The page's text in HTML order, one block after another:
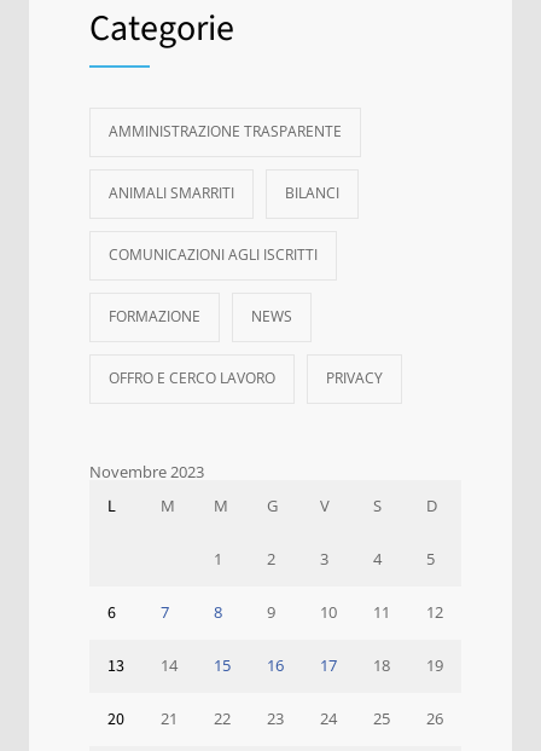
Categorie
AMMINISTRAZIONE TRASPARENTE
ANIMALI SMARRITI BILANCI
COMUNICAZIONI AGLI ISCRITTI
FORMAZIONE NEWS
OFFRO E CERCO LAVORO PRIVACY
Novembre 2023
L M M G V S D
1 2 3 4 5
6 7 8 9 10 11 12
13 14 15 16 17 18 19
20 21 22 23 24 25 26